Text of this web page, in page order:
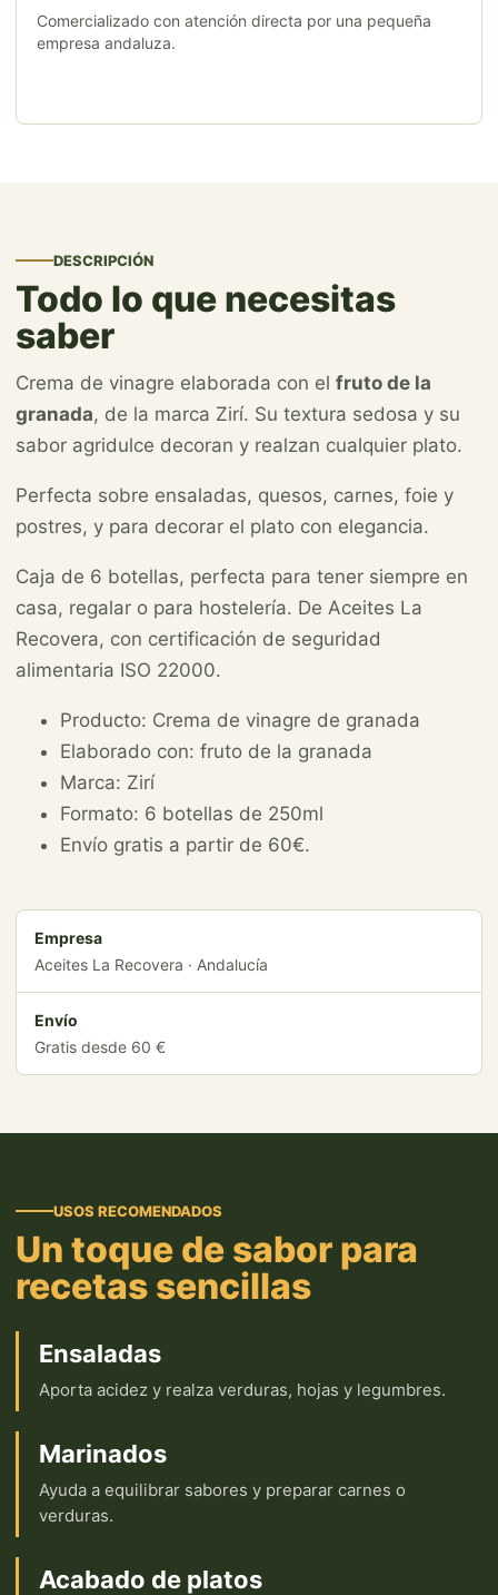
Comercializado con atención directa por una pequeña
empresa andaluza.
DESCRIPCIÓN
Todo lo que necesitas
saber
Crema de vinagre elaborada con el fruto de la
granada, de la marca Zirí. Su textura sedosa y su
sabor agridulce decoran y realzan cualquier plato.
Perfecta sobre ensaladas, quesos, carnes, foie y
postres, y para decorar el plato con elegancia.
Caja de 6 botellas, perfecta para tener siempre en
casa, regalar o para hostelería. De Aceites La
Recovera, con certificación de seguridad
alimentaria ISO 22000.
Producto: Crema de vinagre de granada
Elaborado con: fruto de la granada
Marca: Zirí
Formato: 6 botellas de 250ml
Envío gratis a partir de 60€.
Empresa
Aceites La Recovera · Andalucía
Envío
Gratis desde 60 €
USOS RECOMENDADOS
Un toque de sabor para
recetas sencillas
Ensaladas
Aporta acidez y realza verduras, hojas y legumbres.
Marinados
Ayuda a equilibrar sabores y preparar carnes o
verduras.
Acabado de platos